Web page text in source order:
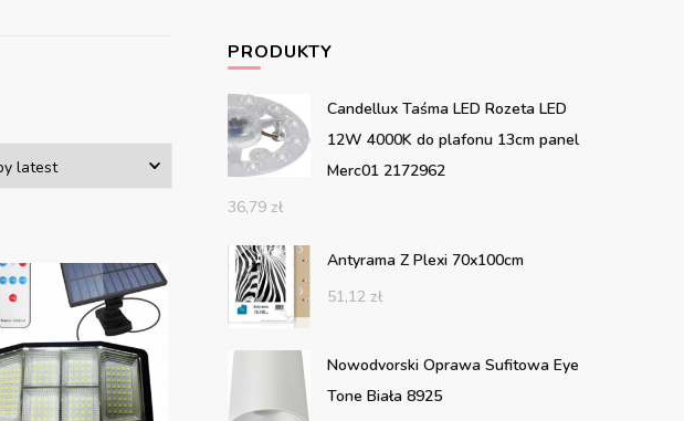
PRODUKTY
Candellux Taśma LED Rozeta LED
12W 4000K do plafonu 13cm panel
Merc01 2172962
36,79 zł
Antyrama Z Plexi 70x100cm
51,12 zł
Nowodvorski Oprawa Sufitowa Eye
Tone Biała 8925